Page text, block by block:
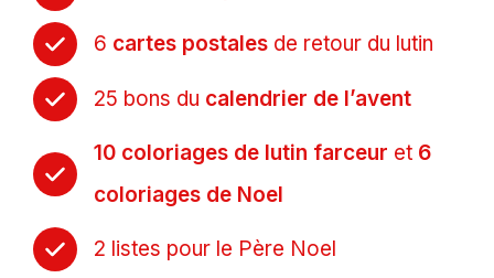
6 cartes postales de retour du lutin
25 bons du calendrier de l’avent
10 coloriages de lutin farceur et 6
coloriages de Noel
2 listes pour le Père Noel